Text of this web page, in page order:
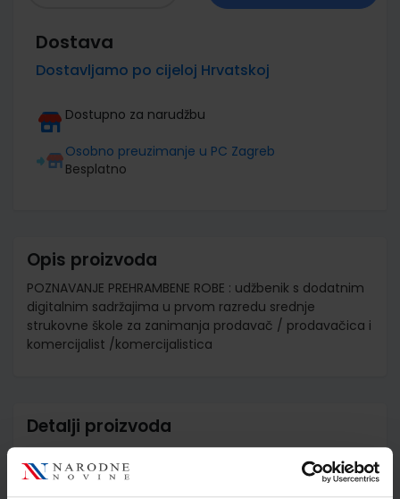
Dostava
Dostavljamo po cijeloj Hrvatskoj
Dostupno za narudžbu
Osobno preuzimanje u PC Zagreb
Besplatno
Opis proizvoda
POZNAVANJE PREHRAMBENE ROBE : udžbenik s dodatnim
digitalnim sadržajima u prvom razredu srednje
strukovne škole za zanimanja prodavač / prodavačica i
komercijalist /komercijalistica
Detalji proizvoda
Jedinična mjera